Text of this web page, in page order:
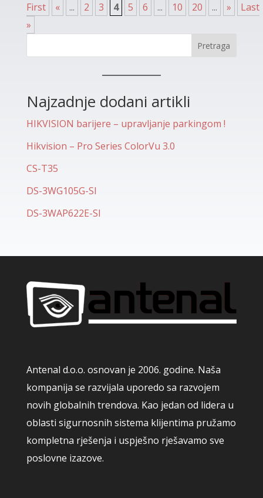
First
« ... 2 3 4 5 6 ... 10 20 ... »
Last
»
Pretraga
Najzadnje dodani artikli
HIKVISION barijere – upravljanje parkingom !
Hikvision – Pro Series ColorVu 3.0
CS-T35
DS-3WG105G-SI
DS-3WAP622E-SI
Antenal d.o.o. osnovan je 2006. godine. Naša
kompanija se razvijala uporedo sa razvojem
novih globalnih trendova. Kao jedan od lidera u
oblasti sigurnosnih sistema klijentima pružamo
kompletna rješenja i uspješno rješavamo sve
poslovne izazove.